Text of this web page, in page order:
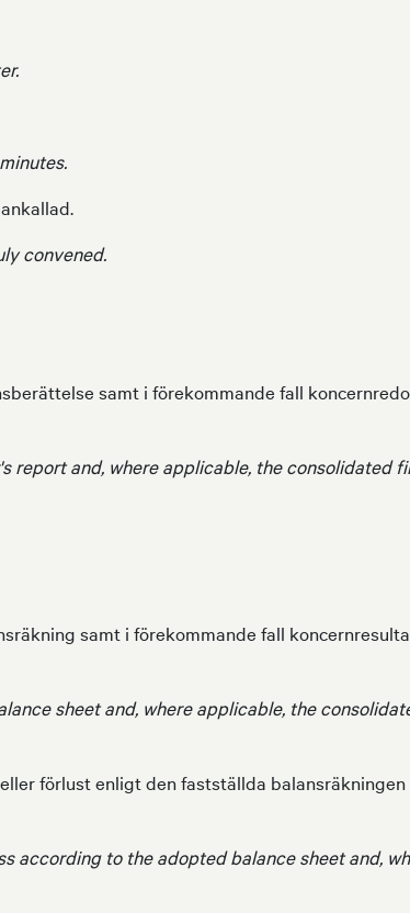
convened.
samt i förekommande fall
report and, where applicable, the consolidated
samt i förekommande fall
sheet and, where applicable, the
förlust enligt den fastställda
according to the adopted balance sheet and,